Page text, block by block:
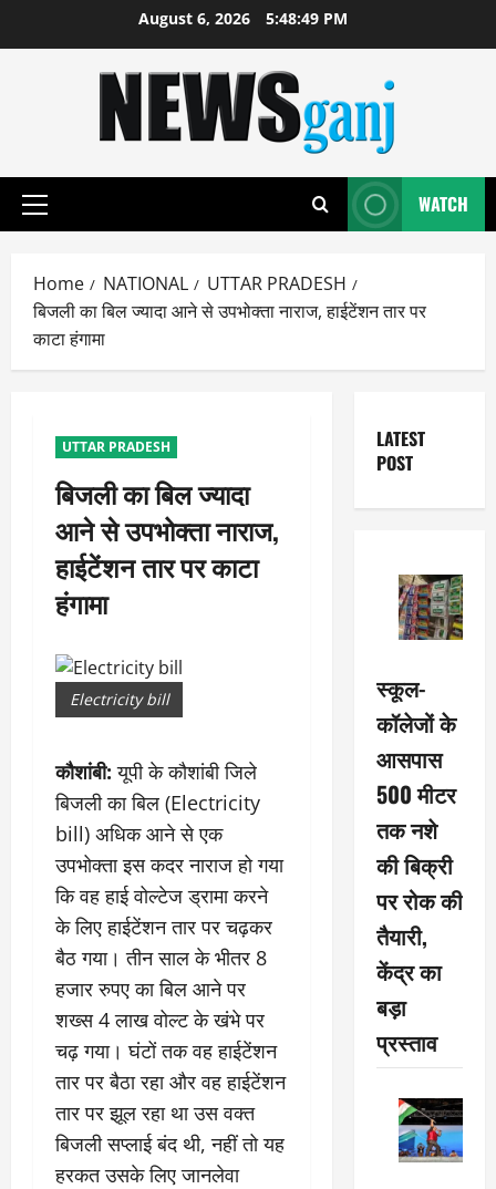
August 6, 2026 5:48:50 PM
Primary
WATCH
Home NATIONAL
UTTAR PRADESH
बिजली का बिल ज्यादा आने से उपभोक्ता नाराज, हाईटेंशन तार पर
काटा हंगामा
UTTAR PRADESH
बिजली का बिल ज्यादा
आने से उपभोक्ता नाराज,
हाईटेंशन तार पर काटा
हंगामा
Electricity bill
कौशांबी: यूपी के कौशांबी जिले
बिजली का बिल (Electricity
bill) अधिक आने से एक
उपभोक्ता इस कदर नाराज हो गया
कि वह हाई वोल्टेज ड्रामा करने
के लिए हाईटेंशन तार पर चढ़कर
बैठ गया। तीन साल के भीतर 8
हजार रुपए का बिल आने पर
शख्स 4 लाख वोल्ट के खंभे पर
चढ़ गया। घंटों तक वह हाईटेंशन
तार पर बैठा रहा और वह हाईटेंशन
तार पर झूल रहा था उस वक्त
बिजली सप्लाई बंद थी, नहीं तो यह
हरकत उसके लिए जानलेवा
LATEST
POST
स्कूल-
कॉलेजों के
आसपास
500 मीटर
तक नशे
की बिक्री
पर रोक की
तैयारी,
केंद्र का
बड़ा
प्रस्ताव